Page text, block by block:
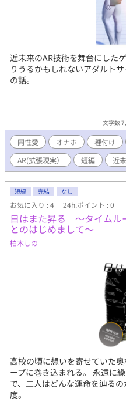
近未来のAR技術を舞台にした
りうるかもしれないアダルト
の話。
文字数
同性愛 オナホ 種付け
AR(拡張現実）
短編 近
短編 完結 なし
お気に入り : 4 24h.ポイント : 0
日はまた昇る ～タイムル
とのはじめまして～
柏木しの
高校の頃に想いを寄せていた
ープに巻き込まれる。 永遠に
で、二人はどんな運命を辿る
度。